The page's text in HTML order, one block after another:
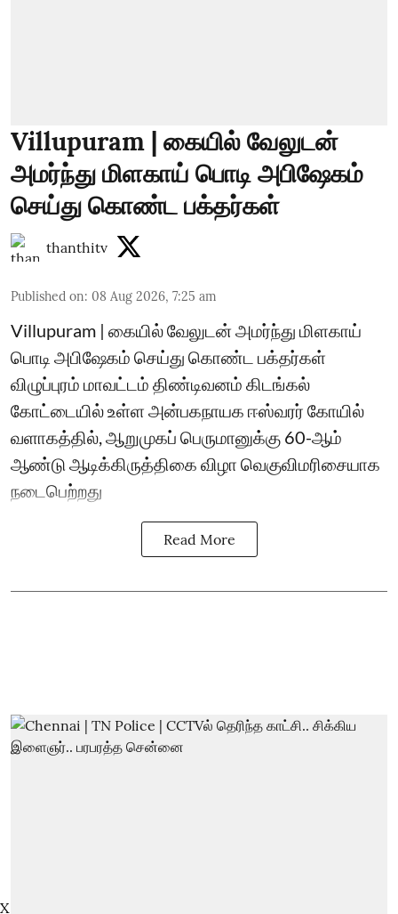
Villupuram | கையில் வேலுடன்
அமர்ந்து மிளகாய் பொடி அபிஷேகம்
செய்து கொண்ட பக்தர்கள்
thanthitv
Published on: 08 Aug 2026, 7:25 am
Villupuram | கையில் வேலுடன் அமர்ந்து மிளகாய்
பொடி அபிஷேகம் செய்து கொண்ட பக்தர்கள்
விழுப்புரம் மாவட்டம் திண்டிவனம் கிடங்கல்
கோட்டையில் உள்ள அன்பகநாயக ஈஸ்வரர் கோயில்
வளாகத்தில், ஆறுமுகப் பெருமானுக்கு 60-ஆம்
ஆண்டு ஆடிக்கிருத்திகை விழா வெகுவிமரிசையாக
நடைபெற்றது
Read More
X